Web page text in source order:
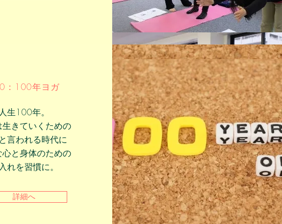
：100年ヨガ
人生100年。
生きていくための
言われる時代に
心と身体のための
れを習慣に。
詳細へ